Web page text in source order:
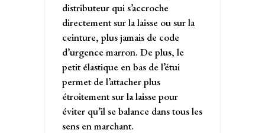
distributeur qui s’accroche
directement sur la laisse ou sur la
ceinture, plus jamais de code
d’urgence marron. De plus, le
petit élastique en bas de l’étui
permet de l’attacher plus
étroitement sur la laisse pour
éviter qu’il se balance dans tous les
sens en marchant.